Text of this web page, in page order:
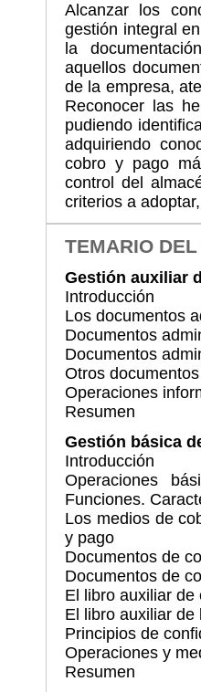
Alcanzar los
gestión integral
la
aquellos
de la empresa,
Reconocer las
pudiendo
adquiriendo
cobro y pago
control del
criterios a
TEMARIO
Gestión auxiliar
Introducción
Los documentos
Documentos
Documentos
Otros
Operaciones
Resumen
Gestión básica
Introducción
Operaciones
Funciones.
Los medios de
y pago
Documentos de
Documentos de
El libro auxiliar de
El libro auxiliar
Principios de
Operaciones y
Resumen